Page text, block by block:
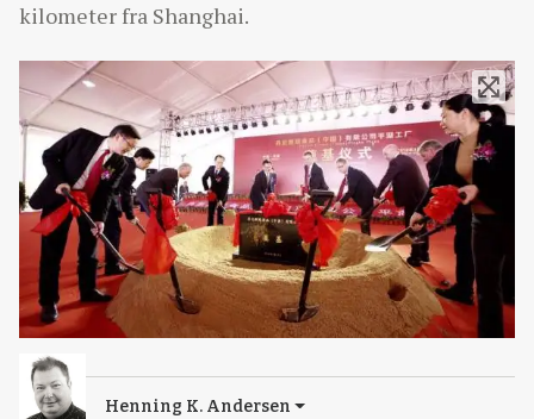
kilometer fra Shanghai.
Henning K. Andersen